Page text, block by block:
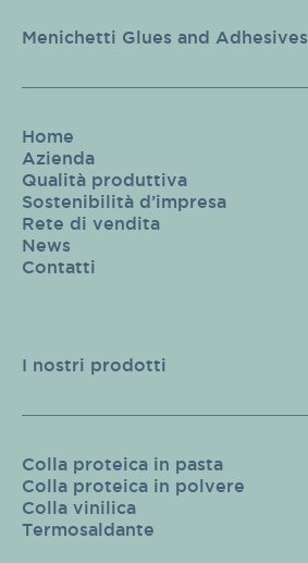
Menichetti Glues and Adhesives
Home
Azienda
Qualità produttiva
Sostenibilità d’impresa
Rete di vendita
News
Contatti
I nostri prodotti
Colla proteica in pasta
Colla proteica in polvere
Colla vinilica
Termosaldante